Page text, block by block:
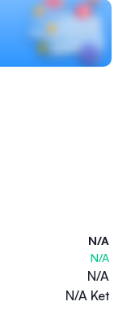
N/A
N/A
N/A
N/A Ket